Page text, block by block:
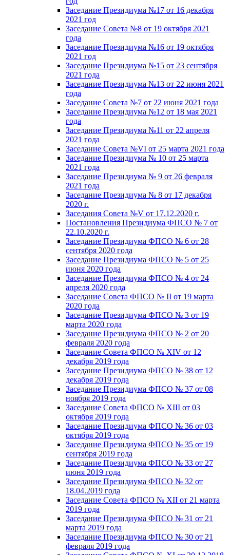
Заседание Президиума №17 от 16 декабря
2021 год
Заседание Совета №8 от 19 октября 2021
года
Заседание Президиума №16 от 19 октября
2021 год
Заседание Президиума №15 от 23 сентября
2021 года
Заседание Президиума №13 от 22 июня 2021
года
Заседание Совета №7 от 22 июня 2021 года
Заседание Президиума №12 от 18 мая 2021
года
Заседание Президиума №11 от 22 апреля
2021 года
Заседание Совета №VI от 25 марта 2021 года
Заседание Президиума № 10 от 25 марта
2021 года
Заседание Президиума № 9 от 26 февраля
2021 года
Заседание Президиума № 8 от 17 декабря
2020 г.
Заседания Совета №V от 17.12.2020 г.
Постановления Президиума ФПСО № 7 от
22.10.2020 г.
Заседание Президиума ФПСО № 6 от 28
сентября 2020 года
Заседание Президиума ФПСО № 5 от 25
июня 2020 года
Заседание Президиума ФПСО № 4 от 24
апреля 2020 года
Заседание Совета ФПСО № II от 19 марта
2020 года
Заседание Президиума ФПСО № 3 от 19
марта 2020 года
Заседание Президиума ФПСО № 2 от 20
февраля 2020 года
Заседание Совета ФПСО № XIV от 12
декабря 2019 года
Заседание Президиума ФПСО № 38 от 12
декабря 2019 года
Заседание Президиума ФПСО № 37 от 08
ноября 2019 года
Заседание Совета ФПСО № XIII от 03
октября 2019 года
Заседание Президиума ФПСО № 36 от 03
октября 2019 года
Заседание Президиума ФПСО № 35 от 19
сентября 2019 года
Заседание Президиума ФПСО № 33 от 27
июня 2019 года
Заседание Президиума ФПСО № 32 от
18.04.2019 года
Заседание Совета ФПСО № XII от 21 марта
2019 года
Заседание Президиума ФПСО № 31 от 21
марта 2019 года
Заседание Президиума ФПСО № 30 от 21
февраля 2019 года